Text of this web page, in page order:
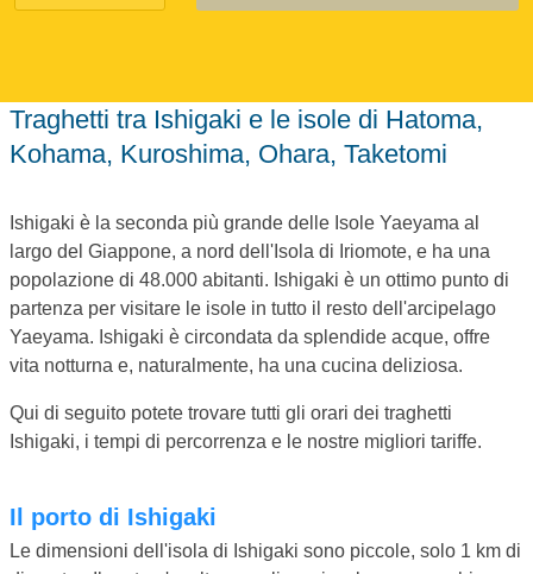
Traghetti tra Ishigaki e le isole di Hatoma,
Kohama, Kuroshima, Ohara, Taketomi
Ishigaki è la seconda più grande delle Isole Yaeyama al
largo del Giappone, a nord dell'Isola di Iriomote, e ha una
popolazione di 48.000 abitanti. Ishigaki è un ottimo punto di
partenza per visitare le isole in tutto il resto dell'arcipelago
Yaeyama. Ishigaki è circondata da splendide acque, offre
vita notturna e, naturalmente, ha una cucina deliziosa.
Qui di seguito potete trovare tutti gli orari dei traghetti
Ishigaki, i tempi di percorrenza e le nostre migliori tariffe.
Il porto di Ishigaki
Le dimensioni dell'isola di Ishigaki sono piccole, solo 1 km di